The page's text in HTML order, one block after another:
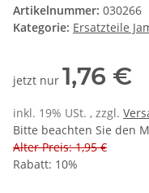
Artikelnummer: 030266
Kategorie: Ersatzteile
jetzt nur 1,76 €
inkl. 19% USt. , zzgl.
Bitte beachten Sie den
Alter Preis: 1,95 €
Rabatt: 10%